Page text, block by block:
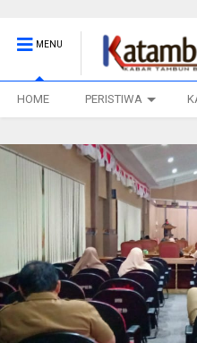
MENU
HOME PERISTIWA